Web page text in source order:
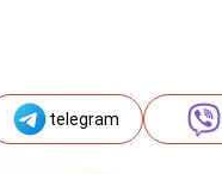
telegram